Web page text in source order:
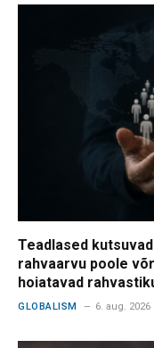
Teadlased
rahvaarvu poole
hoiatavad
GLOBALISM 6. aug. 2026